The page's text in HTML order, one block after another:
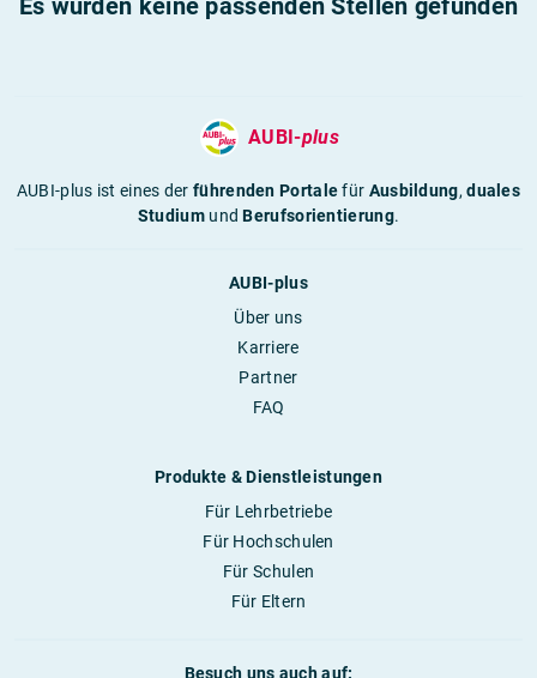
Es wurden keine passenden Stellen gefunden
AUBI-plus
AUBI-plus ist eines derführenden Portalefür Ausbildung,duales
StudiumundBerufsorientierung.
AUBI-plus
Über uns
Karriere
Partner
FAQ
Produkte & Dienstleistungen
Für Lehrbetriebe
Für Hochschulen
Für Schulen
Für Eltern
Besuch uns auch auf: